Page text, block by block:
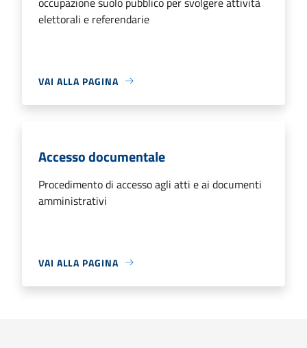
elettorali e referendarie
VAI ALLA PAGINA
Accesso documentale
Procedimento di accesso agli atti e ai documenti
amministrativi
VAI ALLA PAGINA